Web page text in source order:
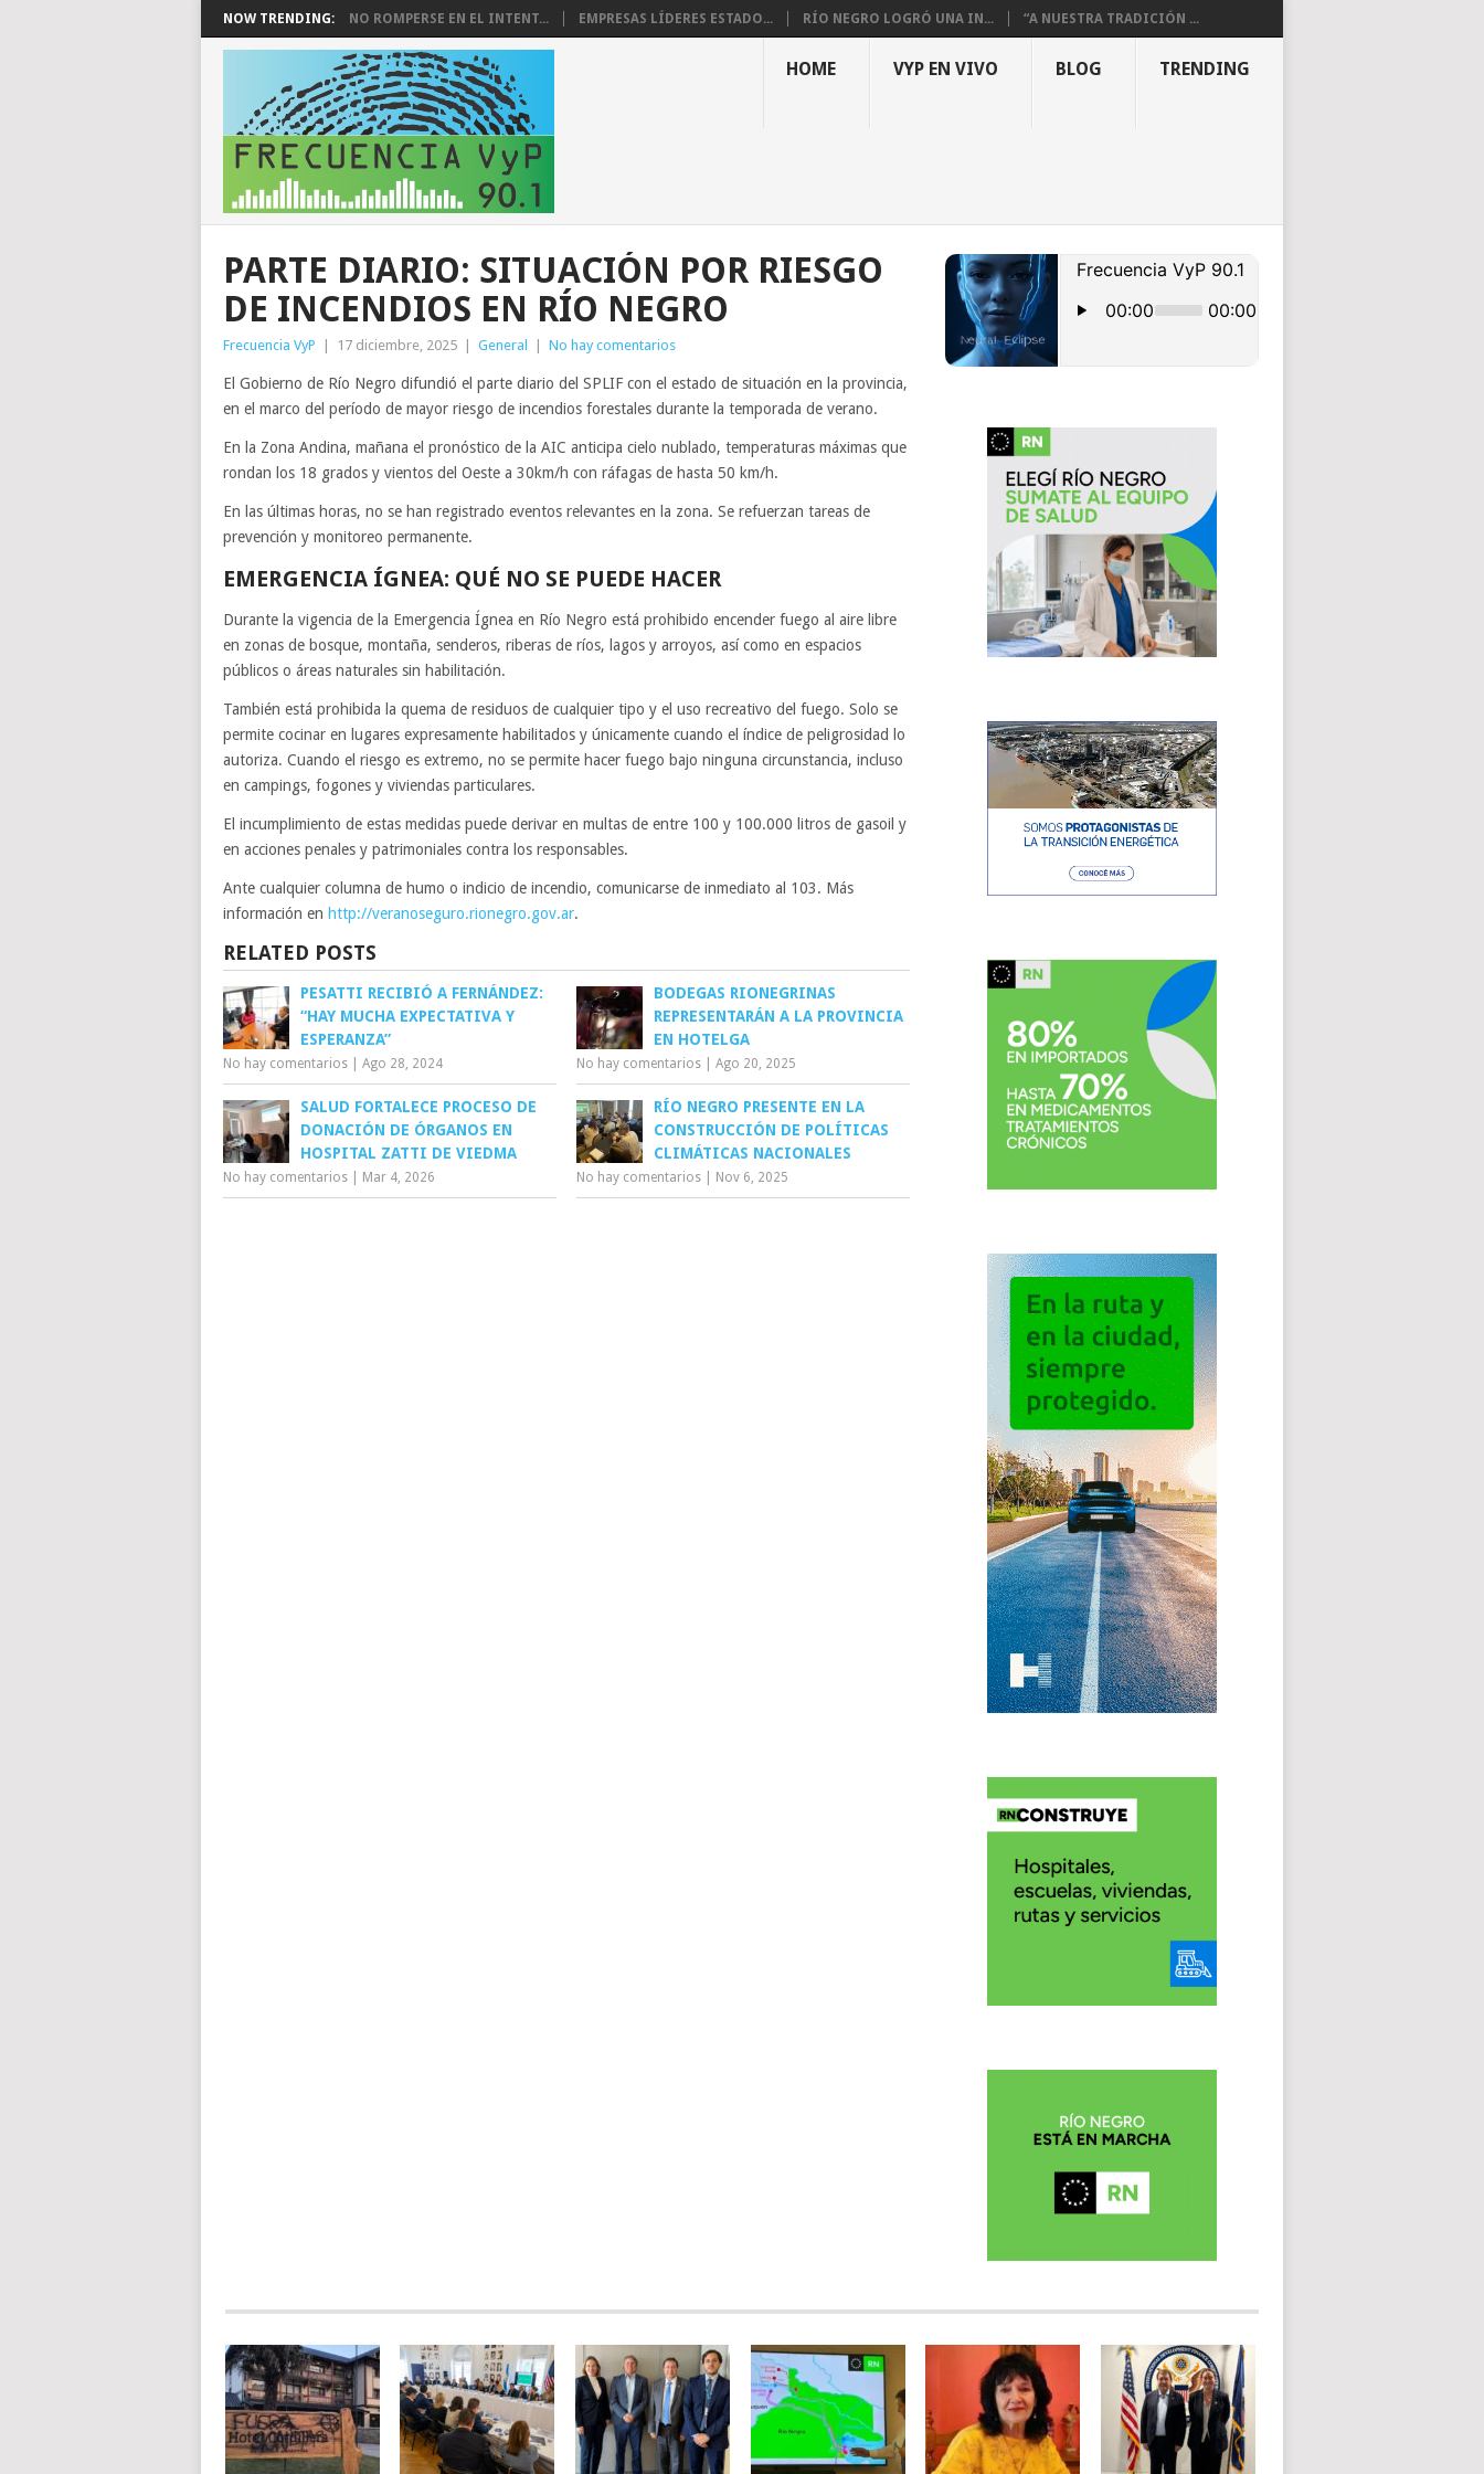
NOW TRENDING: NO ROMPERSE EN EL INTENT... EMPRESAS LÍDERES ESTADO... RÍO NEGRO LOGRÓ UNA IN... “A NUESTRA TRADICIÓN ...
HOME VYP EN VIVO BLOG TRENDING
PARTE DIARIO: SITUACIÓN POR RIESGO
DE INCENDIOS EN RÍO NEGRO
Frecuencia VyP 17 diciembre, 2025 General No hay comentarios
El Gobierno de Río Negro difundió el parte diario del SPLIF con el estado de situación en la provincia,
en el marco del período de mayor riesgo de incendios forestales durante la temporada de verano.
En la Zona Andina, mañana el pronóstico de la AIC anticipa cielo nublado, temperaturas máximas que
rondan los 18 grados y vientos del Oeste a 30km/h con ráfagas de hasta 50 km/h.
En las últimas horas, no se han registrado eventos relevantes en la zona. Se refuerzan tareas de
prevención y monitoreo permanente.
EMERGENCIA ÍGNEA: QUÉ NO SE PUEDE HACER
Durante la vigencia de la Emergencia Ígnea en Río Negro está prohibido encender fuego al aire libre
en zonas de bosque, montaña, senderos, riberas de ríos, lagos y arroyos, así como en espacios
públicos o áreas naturales sin habilitación.
También está prohibida la quema de residuos de cualquier tipo y el uso recreativo del fuego. Solo se
permite cocinar en lugares expresamente habilitados y únicamente cuando el índice de peligrosidad lo
autoriza. Cuando el riesgo es extremo, no se permite hacer fuego bajo ninguna circunstancia, incluso
en campings, fogones y viviendas particulares.
El incumplimiento de estas medidas puede derivar en multas de entre 100 y 100.000 litros de gasoil y
en acciones penales y patrimoniales contra los responsables.
Ante cualquier columna de humo o indicio de incendio, comunicarse de inmediato al 103. Más
información en http://veranoseguro.rionegro.gov.ar.
RELATED POSTS
PESATTI RECIBIÓ A FERNÁNDEZ:
“HAY MUCHA EXPECTATIVA Y
ESPERANZA”
No hay comentarios Ago 28, 2024
BODEGAS RIONEGRINAS
REPRESENTARÁN A LA PROVINCIA
EN HOTELGA
No hay comentarios |Ago 20, 2025
SALUD FORTALECE PROCESO DE
DONACIÓN DE ÓRGANOS EN
HOSPITAL ZATTI DE VIEDMA
No hay comentarios Mar 4, 2026
RÍO NEGRO PRESENTE EN LA
CONSTRUCCIÓN DE POLÍTICAS
CLIMÁTICAS NACIONALES
No hay comentarios Nov 6, 2025